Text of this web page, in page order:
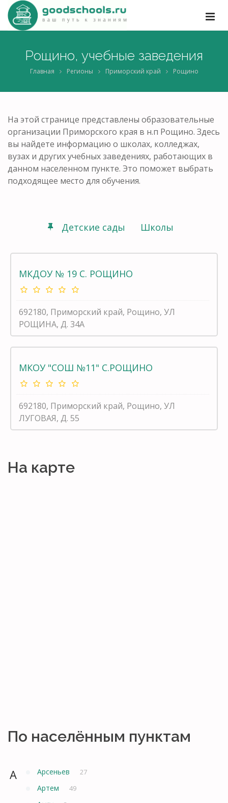
Рощино, учебные заведения
Главная Регионы Приморский край Рощино
На этой странице представлены образовательные
организации Приморского края в н.п Рощино. Здесь
вы найдете информацию о школах, колледжах,
вузах и других учебных заведениях, работающих в
данном населенном пункте. Это поможет выбрать
подходящее место для обучения.
Детские сады Школы
МКДОУ № 19 С. РОЩИНО
692180, Приморский край, Рощино, УЛ
РОЩИНА, Д. 34А
МКОУ "СОШ №11" С.РОЩИНО
692180, Приморский край, Рощино, УЛ
ЛУГОВАЯ, Д. 55
На карте
По населённым пунктам
А Арсеньев 27
Артем 49